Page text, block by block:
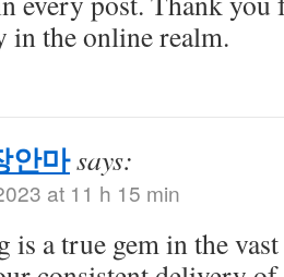
the online realm.
안마says:
at 11 h 15 min
is a true gem in the